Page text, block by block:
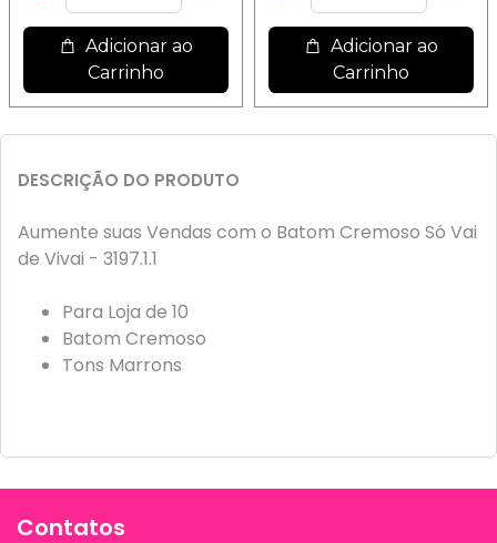
Adicionar ao
Carrinho
Adicionar ao
Carrinho
DESCRIÇÃO DO PRODUTO
Aumente suas Vendas com o Batom Cremoso Só Vai
de Vivai - 3197.1.1
Para Loja de 10
Batom Cremoso
Tons Marrons
Contatos